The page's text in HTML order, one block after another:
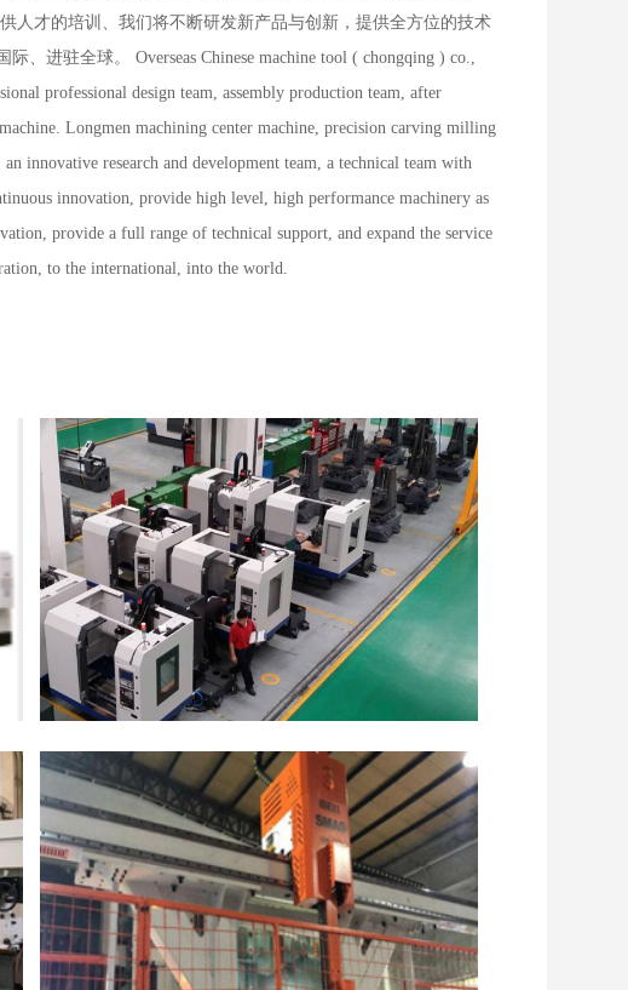
人才的培训、我们将不断研发新产品与创新，提供全方位的技术
进驻全球。 Overseas Chinese machine tool ( chongqing ) co.,
professional design team, assembly production team, after
Longmen machining center machine, precision carving milling
innovative research and development team, a technical team with
innovation, provide high level, high performance machinery as
provide a full range of technical support, and expand the service
to the international, into the world.